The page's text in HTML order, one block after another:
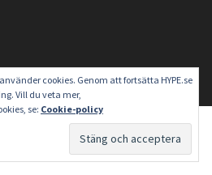
cookies. Genom att fortsätta HYPE.se
Vill du veta mer,
se: Cookie-policy